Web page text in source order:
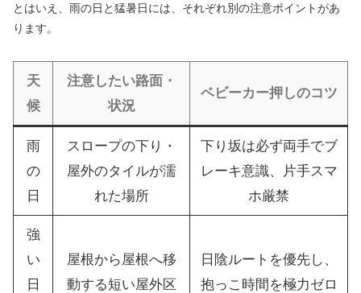
とはいえ、雨の日と猛暑日には、それぞれ別の注意ポイントがあ
ります。
天
候
注意したい路面・
状況
ベビーカー押しのコツ
雨
の
日
スロープの下り・
屋外のタイルが濡
れた場所
下り坂は必ず両手でブ
レーキ意識、片手スマ
ホ厳禁
強
い
日
屋根から屋根へ移
動する短い屋外区
日陰ルートを優先し、
抱っこ時間を極力ゼロ